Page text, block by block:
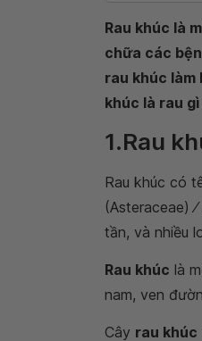
Rau khúc là
chữa các
rau khúc làm
khúc là rau
1.Rau
Rau khúc có
(Asteraceae)
tần, và nhiều
Rau khúc là
nam, ven
Cây rau khúc